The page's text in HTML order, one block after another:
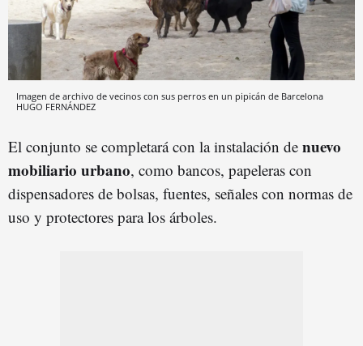
Imagen de archivo de vecinos con sus perros en un pipicán de Barcelona
HUGO FERNÁNDEZ
El conjunto se completará con la instalación de nuevo
mobiliario urbano, como bancos, papeleras con
dispensadores de bolsas, fuentes, señales con normas de
uso y protectores para los árboles.